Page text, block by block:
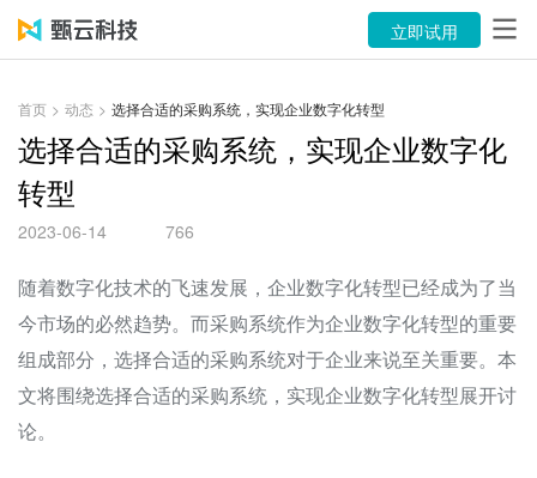
产品
案例
立即试用
立即试用
首页 > 动态 > 选择合适的采购系统，实现企业数字化转型
选择合适的采购系统，实现企业数字化
转型
2023-06-14 766
随着数字化技术的飞速发展，企业数字化转型已经成为了当
今市场的必然趋势。而采购系统作为企业数字化转型的重要
组成部分，选择合适的采购系统对于企业来说至关重要。本
文将围绕选择合适的采购系统，实现企业数字化转型展开讨
论。